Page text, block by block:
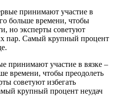
принимают участие в
больше времени, чтобы
но эксперты советуют
пар. Самый крупный процент
принимают участие в вязке –
времени, чтобы преодолеть
советуют избегать
крупный процент неудач